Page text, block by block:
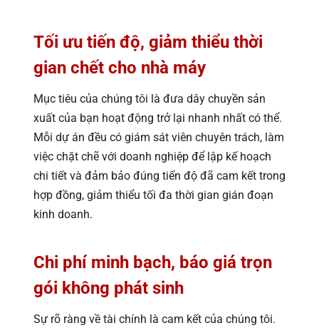
Tối ưu tiến độ, giảm thiểu thời
gian chết cho nhà máy
Mục tiêu của chúng tôi là đưa dây chuyền sản
xuất của bạn hoạt động trở lại nhanh nhất có thể.
Mỗi dự án đều có giám sát viên chuyên trách, làm
việc chặt chẽ với doanh nghiệp để lập kế hoạch
chi tiết và đảm bảo đúng tiến độ đã cam kết trong
hợp đồng, giảm thiểu tối đa thời gian gián đoạn
kinh doanh.
Chi phí minh bạch, báo giá trọn
gói không phát sinh
Sự rõ ràng về tài chính là cam kết của chúng tôi.